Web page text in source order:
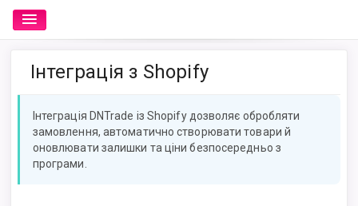
Інтеграція з Shopify
Інтеграція DNTrade із Shopify дозволяє обробляти
замовлення, автоматично створювати товари й
оновлювати залишки та ціни безпосередньо з
програми.